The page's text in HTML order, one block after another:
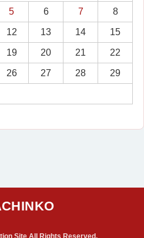
5 6 7 8
12 13 14 15
19 20 21 22
26 27 28 29
Site All Rights Reserved.